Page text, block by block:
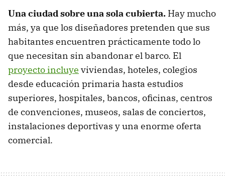
Una ciudad sobre una sola cubierta. Hay mucho
más, ya que los diseñadores pretenden que sus
habitantes encuentren prácticamente todo lo
que necesitan sin abandonar el barco. El
proyecto incluye viviendas, hoteles, colegios
desde educación primaria hasta estudios
superiores, hospitales, bancos, oficinas, centros
de convenciones, museos, salas de conciertos,
instalaciones deportivas y una enorme oferta
comercial.